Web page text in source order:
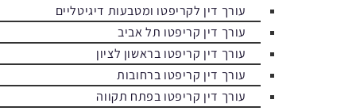
עורך דין לקריפטו ומטבעות דיגיטליים
עורך דין קריפטו תל אביב
עורך דין קריפטו בראשון לציון
עורך דין קריפטו ברחובות
עורך דין קריפטו בפתח תקווה